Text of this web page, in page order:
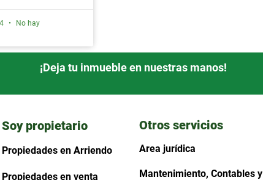
No hay
¡Deja tu inmueble en nuestras manos!
Soy propietario
Propiedades en Arriendo
Propiedades en venta
Otros servicios
Area jurídica
Mantenimiento, Contables y